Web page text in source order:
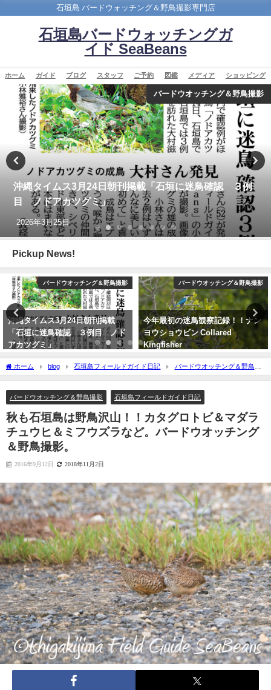
石垣島 バードウォッチング＆野鳥撮影専門店
石垣島バードウォッチングガ
イド SeaBeans
ホーム ガイド ブログ スタッフ ご予約 図鑑 メディア ショッピング
カンムリワシ
BIRDER 2025年1月号 勇猛・勇壮 日本のワシ「表
紙、カンムリワシの記事を担当しました。」
2024年12月16日
Pickup News!
バードウオッチング＆野鳥撮影
今年最初の迷鳥観察記録！！ナン
ヨウショウビン Collared
Kingfisher
バードウオッチング＆野鳥撮影
沖縄タイムス朝刊「珍鳥 石垣に
チベットウタツグミ／国内で初確
認」
ホーム blog 石垣島フィールドガイド日記
バードウオッチング＆野鳥撮
影
秋も石垣島は野鳥沢山！！カタグロトビ＆マダラチュウヒ＆ミフウズラなど。
バードウオッチング＆野鳥撮影
石垣島フィールドガイド日記
秋も石垣島は野鳥沢山！！カタグロトビ＆マダラ
チュウヒ＆ミフウズラなど。バードウオッチング
＆野鳥撮影。
2016年9月12日 2018年11月2日